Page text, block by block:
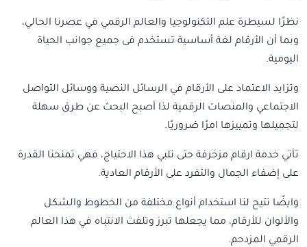
نظرًا لسيطرة علم التكنولوجيا والعالم الرقمي في عصرنا الحالي،
وبما أن الأرقام لغة أساسية تستخدم فى جميع جوانب الحياة
اليومية.
وتزايد الاعتماد على الأرقام في الرسائل النصية ووسائل التواصل
الاجتماعي والمنصات الرقمية لذا أصبح البحث عن طرق سهلة
لتجميلها وتمييزها امرًا ضروريًا.
تأتي خدمة ارقام مزخرفة حتى تلبي هذا الاحتياج، فهي تمنحنا القدرة
على إضفاء الجمال والتفرد على الأرقام العادية.
وايضًا تتيح لنا استخدام أنواع مختلفة من الخطوط والشكل
والألوان للأرقام، مما يجعلها تبرز وتلفت الانتباه في هذا العالم
الرقمي المزدحم.